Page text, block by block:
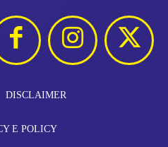
DISCLAIMER
E POLICY